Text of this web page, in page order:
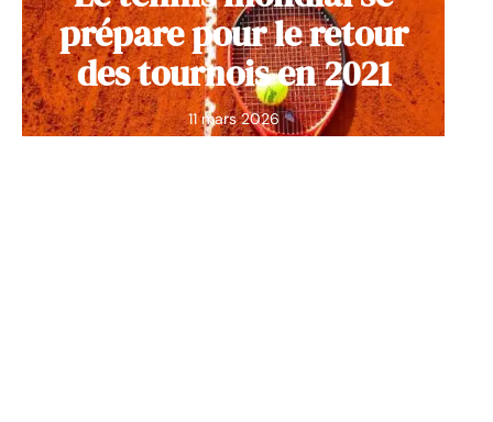
prépare pour le retour
des tournois en 2021
11 mars 2026